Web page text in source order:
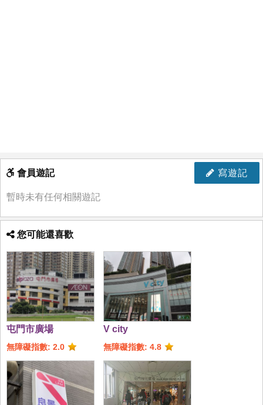
寫遊記
會員遊記
暫時未有任何相關遊記
您可能還喜歡
屯門市廣場
無障礙指數: 2.0
V city
無障礙指數: 4.8